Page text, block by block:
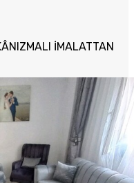
İMALATTAN